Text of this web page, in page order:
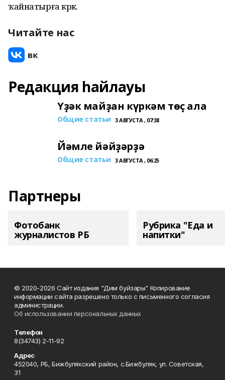
ҡайнатырға кәрәк.
Читайте нас
Редакция һайлауы
Үҙәк майҙан күркәм төҫ ала
Общие статьи 3 АВГУСТА , 07:38
Йәмле йәйҙәрҙә
Общие статьи 3 АВГУСТА , 06:25
Партнеры
Фотобанк
журналистов РБ
Рубрика "Еда и
напитки"
© 2020-2026 Сайт издания "Дим буйзары" Копирование
информации сайта разрешено только с письменного согласия
администрации.
Об использовании персональных данных
Телефон
8(34743) 2-11-92
Адрес
452040, РБ, Бижбулякский район, с.Бижбуляк, ул. Советская,
31